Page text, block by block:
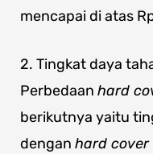
mencapai di atas
2. Tingkat daya
Perbedaan hard
berikutnya yaitu
dengan hard cover